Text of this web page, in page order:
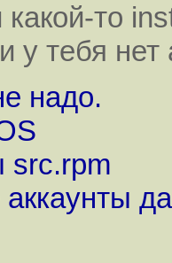
то
у тебя
надо.
src.rpm